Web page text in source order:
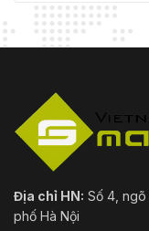
Địa chỉ HN: Số 4, ngõ
phố Hà Nội